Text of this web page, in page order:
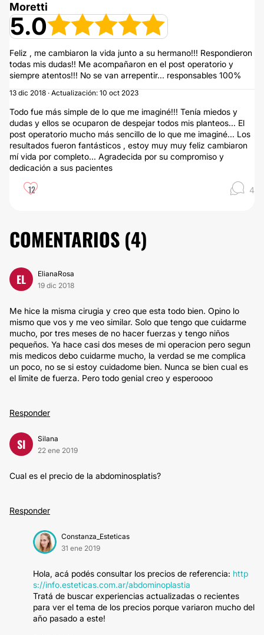
Moretti
5.0
Feliz , me cambiaron la vida junto a su hermano!!! Respondieron
todas mis dudas!! Me acompañaron en el post operatorio y
siempre atentos!!! No se van arrepentir... responsables 100%
13 dic 2018 · Actualización: 10 oct 2023
Todo fue más simple de lo que me imaginé!!! Tenía miedos y
dudas y ellos se ocuparon de despejar todos mis planteos... El
post operatorio mucho más sencillo de lo que me imaginé... Los
resultados fueron fantásticos , estoy muy muy feliz cambiaron
mí vida por completo... Agradecida por su compromiso y
dedicación a sus pacientes
12 4
COMENTARIOS (4)
EL
ElianaRosa
19 dic 2018
Me hice la misma cirugia y creo que esta todo bien. Opino lo
mismo que vos y me veo similar. Solo que tengo que cuidarme
mucho, por tres meses de no hacer fuerzas y tengo niños
pequeños. Ya hace casi dos meses de mi operacion pero segun
mis medicos debo cuidarme mucho, la verdad se me complica
un poco, no se si estoy cuidadome bien. Nunca se bien cual es
el limite de fuerza. Pero todo genial creo y esperoooo
Responder
SI
Silana
22 ene 2019
Cual es el precio de la abdominosplatis?
Responder
Constanza_Esteticas
31 ene 2019
Hola, acá podés consultar los precios de referencia: http
s://info.esteticas.com.ar/abdominoplastia
Tratá de buscar experiencias actualizadas o recientes
para ver el tema de los precios porque variaron mucho del
año pasado a este!